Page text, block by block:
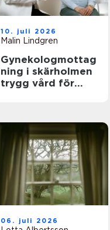
10. juli 2026
Malin Lindgren
Gynekologmottag
ning i skärholmen
trygg vård för
06. juli 2026